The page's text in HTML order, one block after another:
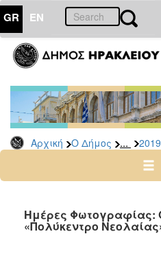
GR EN
Αρχική Ο Δήμος ... 2019
ΔΗΜΟΣ
Δελτία
Τύπου
Αρχείο
2026
2024
2022
Ημέρες Φωτογραφίας:
«Πολύκεντρο